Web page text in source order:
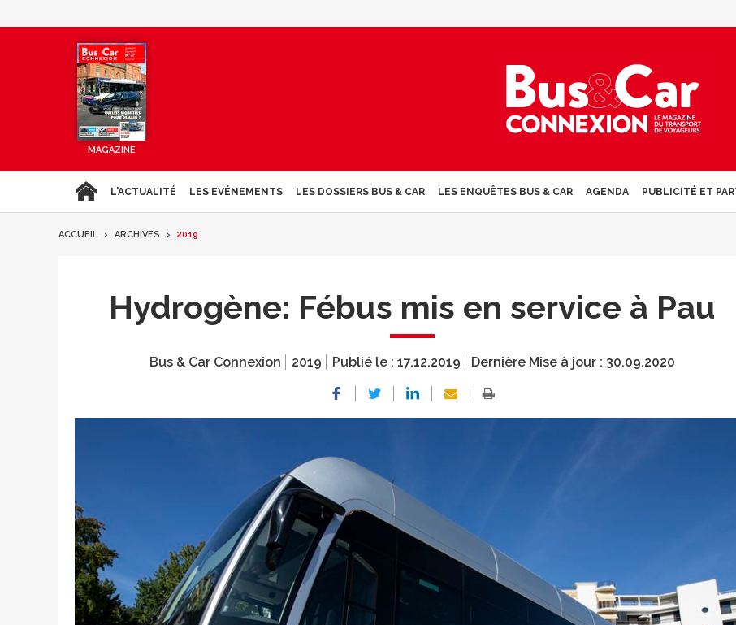
MAGAZINE
L'ACTUALITÉ LES EVÉNEMENTS LES DOSSIERS BUS & CAR LES ENQUÊTES BUS & CAR AGENDA PUBLICITÉ ET
ACCUEIL ARCHIVES 2019
Hydrogène: Fébus mis en service à Pau
Bus & Car Connexion 2019 Publié le : 17.12.2019 Dernière Mise à jour : 30.09.2020